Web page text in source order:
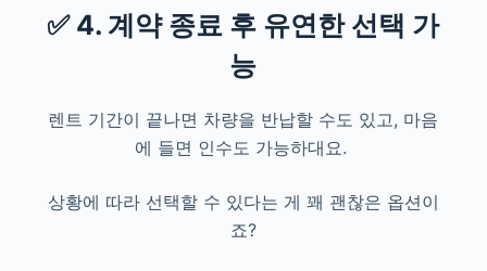
✅ 4. 계약 종료 후 유연한 선택 가
능
렌트 기간이 끝나면 차량을 반납할 수도 있고, 마음
에 들면 인수도 가능하대요.
상황에 따라 선택할 수 있다는 게 꽤 괜찮은 옵션이
죠?